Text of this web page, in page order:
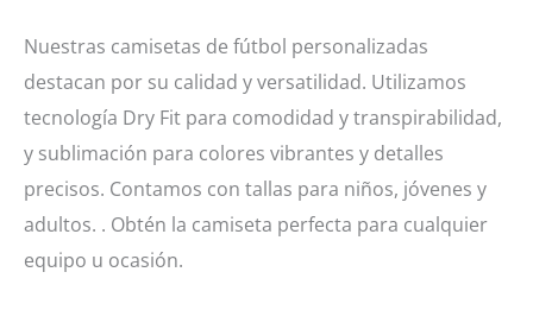
Nuestras camisetas de fútbol personalizadas
destacan por su calidad y versatilidad. Utilizamos
tecnología Dry Fit para comodidad y transpirabilidad,
y sublimación para colores vibrantes y detalles
precisos. Contamos con tallas para niños, jóvenes y
adultos. . Obtén la camiseta perfecta para cualquier
equipo u ocasión.